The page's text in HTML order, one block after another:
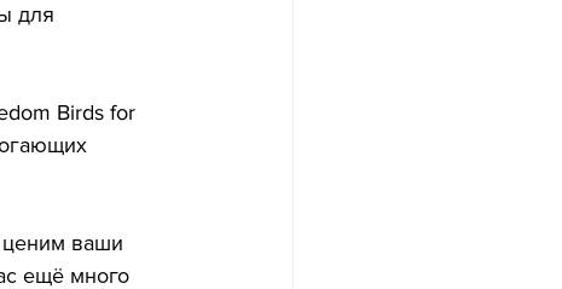
для
Birds for
ценим ваши
ещё много